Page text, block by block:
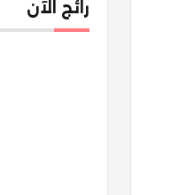
رائج الآن